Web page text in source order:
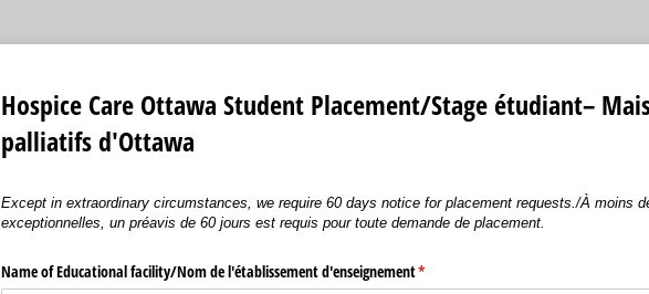
Hospice Care Ottawa Student Placement/Stage étudiant–
palliatifs d'Ottawa
Except in extraordinary circumstances, we require 60 days notice for placement requests./À moins
exceptionnelles, un préavis de 60 jours est requis pour toute demande de placement.
Name of Educational facility/​Nom de l'établissement d'enseignement*
(required)